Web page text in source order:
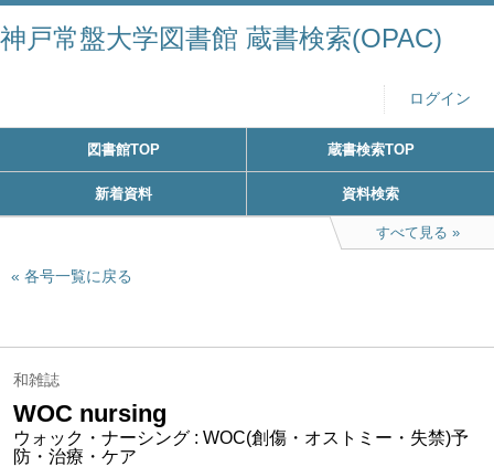
神戸常盤大学図書館 蔵書検索(OPAC)
ログイン
図書館TOP 蔵書検索TOP
新着資料 資料検索
すべて見る
各号一覧に戻る
和雑誌
WOC nursing
ウォック・ナーシング : WOC(創傷・オストミー・失禁)予
防・治療・ケア